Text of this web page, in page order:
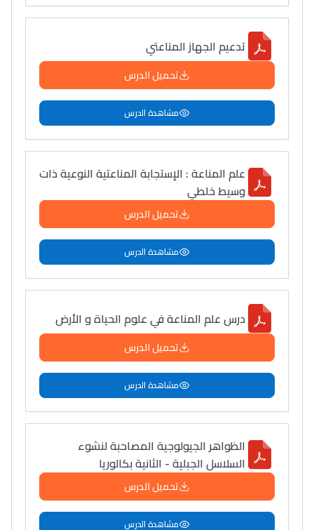
تدعيم الجهاز المناعتي
تحميل الدرس
مشاهدة الدرس
علم المناعة : الإستجابة المناعتية النوعية ذات
وسيط خلطي
تحميل الدرس
مشاهدة الدرس
درس علم المناعة في علوم الحياة و الأرض
تحميل الدرس
مشاهدة الدرس
الظواهر الجيولوجية المصاحبة لنشوء
السلاسل الجبلية - الثانية بكالوريا
تحميل الدرس
مشاهدة الدرس